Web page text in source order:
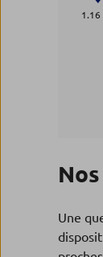
1.16
1.94
Une